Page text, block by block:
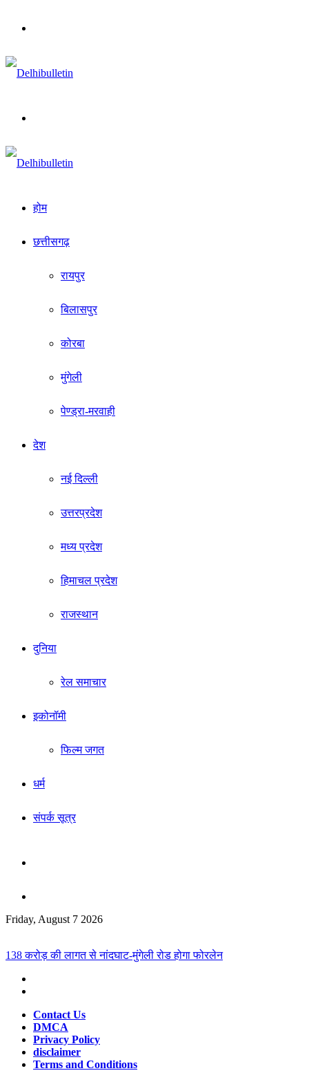
होम
छत्तीसगढ़
रायपुर
बिलासपुर
कोरबा
मुंगेली
पेण्ड्रा-मरवाही
देश
नई दिल्ली
उत्तरप्रदेश
मध्य प्रदेश
हिमाचल प्रदेश
राजस्थान
दुनिया
रेल समाचार
इकोनॉमी
फिल्म जगत
धर्म
संपर्क सूत्र
Friday, August 7 2026
138 करोड़ की लागत से नांदघाट-मुंगेली रोड होगा फोरलेन
Contact Us
DMCA
Privacy Policy
disclaimer
Terms and Conditions